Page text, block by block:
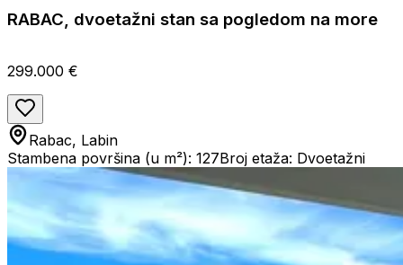
RABAC, dvoetažni stan sa pogledom na more
299.000 €
Rabac, Labin
Stambena površina (u m²): 127Broj etaža: Dvoetažni